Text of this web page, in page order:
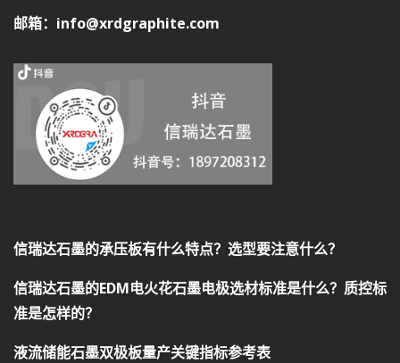
邮箱：info@xrdgraphite.com
信瑞达石墨的承压板有什么特点？选型要注意什么？
信瑞达石墨的EDM电火花石墨电极选材标准是什么？质控标
准是怎样的？
液流储能石墨双极板量产关键指标参考表